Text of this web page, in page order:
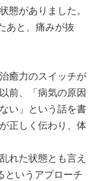
態がありました。
あと、痛みが抜
癒力のスイッチが
前、「病気の原因
い」という話を書
正しく伝わり、体
れた状態とも言え
というアプローチ